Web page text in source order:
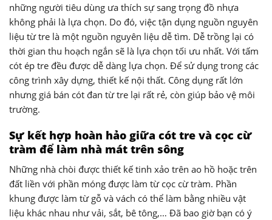
những người tiêu dùng ưa thích sự sang trọng đồ nhựa
không phải là lựa chọn. Do đó, việc tận dụng nguồn nguyên
liệu từ tre là một nguồn nguyên liệu dễ tìm. Dễ trồng lại có
thời gian thu hoạch ngắn sẽ là lựa chọn tối ưu nhất. Với tấm
cót ép tre đều được dễ dàng lựa chọn. Để sử dụng trong các
công trình xây dựng, thiết kế nội thất. Công dụng rất lớn
nhưng giá bán cót đan từ tre lại rất rẻ, còn giúp bảo vệ môi
trường.
Sự kết hợp hoàn hảo giữa cót tre và cọc cừ
tràm để làm nhà mát trên sông
Những nhà chòi được thiết kế tinh xảo trên ao hồ hoặc trên
đất liền với phần móng được làm từ cọc cừ tràm. Phần
khung được làm từ gỗ và vách có thể làm bằng nhiều vật
liệu khác nhau như vải, sắt, bê tông,… Đã bao giờ bạn có ý